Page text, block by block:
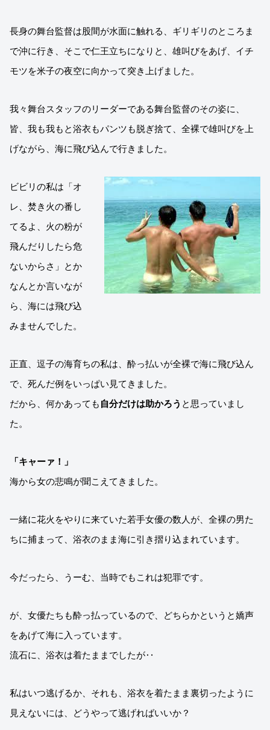
長身の舞台監督は股間が水面に触れる、ギリギリのところま
で沖に行き、そこで仁王立ちになりと、雄叫びをあげ、イチ
モツを米子の夜空に向かって突き上げました。
我々舞台スタッフのリーダーである舞台監督のその姿に、
皆、我も我もと浴衣もパンツも脱ぎ捨て、全裸で雄叫びを上
げながら、海に飛び込んで行きました。
ビビリの私は「オ
レ、焚き火の番し
てるよ、火の粉が
飛んだりしたら危
ないからさ」とか
なんとか言いなが
ら、海には飛び込
みませんでした。
正直、逗子の海育ちの私は、酔っ払いが全裸で海に飛び込ん
で、死んだ例をいっぱい見てきました。
だから、何かあっても 自分だけは助かろう と思っていまし
た。
「キャーァ！」
海から女の悲鳴が聞こえてきました。
一緒に花火をやりに来ていた若手女優の数人が、全裸の男た
ちに捕まって、浴衣のまま海に引き摺り込まれています。
今だったら、うーむ、当時でもこれは犯罪です。
が、女優たちも酔っ払っているので、どちらかというと嬌声
をあげて海に入っています。
流石に、浴衣は着たままでしたが‥
私はいつ逃げるか、それも、浴衣を着たまま裏切ったように
見えないには、どうやって逃げればいいか？